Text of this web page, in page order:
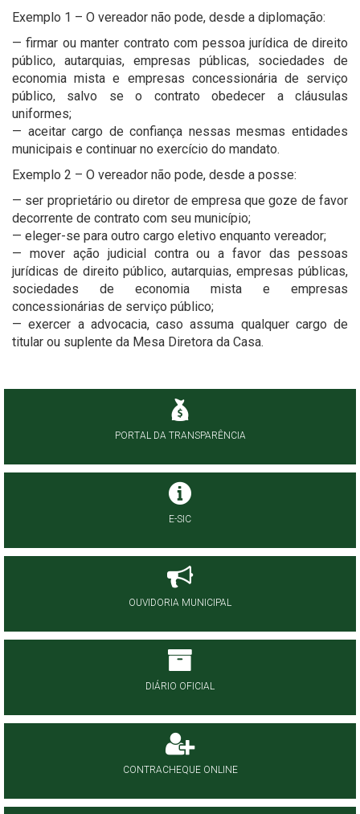
Exemplo 1 – O vereador não pode, desde a diplomação:
— firmar ou manter contrato com pessoa jurídica de direito
público, autarquias, empresas públicas, sociedades de
economia mista e empresas concessionária de serviço
público, salvo se o contrato obedecer a cláusulas
uniformes;
— aceitar cargo de confiança nessas mesmas entidades
municipais e continuar no exercício do mandato.
Exemplo 2 – O vereador não pode, desde a posse:
— ser proprietário ou diretor de empresa que goze de favor
decorrente de contrato com seu município;
— eleger-se para outro cargo eletivo enquanto vereador;
— mover ação judicial contra ou a favor das pessoas
jurídicas de direito público, autarquias, empresas públicas,
sociedades de economia mista e empresas
concessionárias de serviço público;
— exercer a advocacia, caso assuma qualquer cargo de
titular ou suplente da Mesa Diretora da Casa.
PORTAL DA TRANSPARÊNCIA
E-SIC
OUVIDORIA MUNICIPAL
DIÁRIO OFICIAL
CONTRACHEQUE ONLINE